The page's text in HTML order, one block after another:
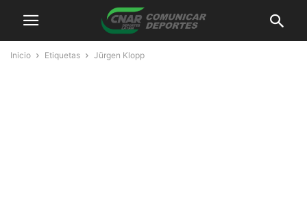
Inicio Etiquetas Jürgen Klopp